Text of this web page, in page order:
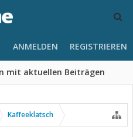
mit aktuellen Beiträgen
ANMELDEN REGISTRIEREN
Kaffeeklatsch